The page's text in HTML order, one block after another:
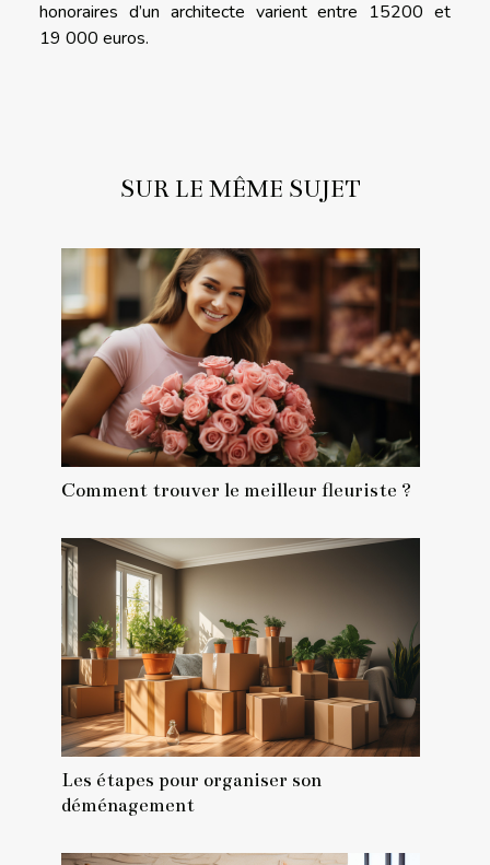
honoraires d’un architecte varient entre 15200 et
19 000 euros.
SUR LE MÊME SUJET
Comment trouver le meilleur fleuriste ?
Les étapes pour organiser son
déménagement